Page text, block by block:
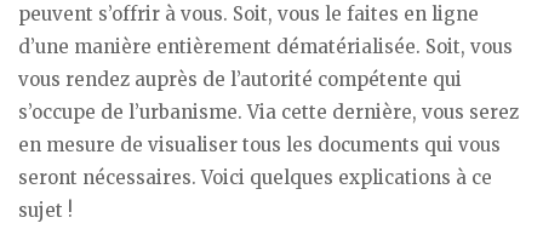
peuvent s’offrir à vous. Soit, vous le faites en ligne
d’une manière entièrement dématérialisée. Soit, vous
vous rendez auprès de l’autorité compétente qui
s’occupe de l’urbanisme. Via cette dernière, vous serez
en mesure de visualiser tous les documents qui vous
seront nécessaires. Voici quelques explications à ce
sujet !